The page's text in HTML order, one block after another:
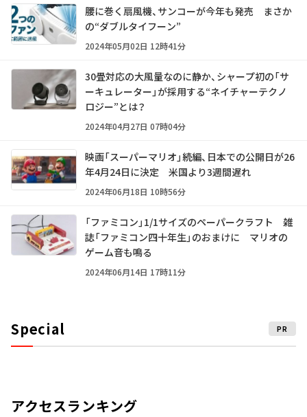
腰に巻く扇風機、サンコーが今年も発売 まさか
の“ダブルタイフーン”
2024年05月02日 12時41分
30畳対応の大風量なのに静か、シャープ初の「サ
ーキュレーター」が採用する“ネイチャーテクノ
ロジー”とは？
2024年04月27日 07時04分
映画「スーパーマリオ」続編、日本での公開日が26
年4月24日に決定 米国より3週間遅れ
2024年06月18日 10時56分
「ファミコン」1/1サイズのペーパークラフト 雑
誌「ファミコン四十年生」のおまけに マリオの
ゲーム音も鳴る
2024年06月14日 17時11分
Special PR
アクセスランキング